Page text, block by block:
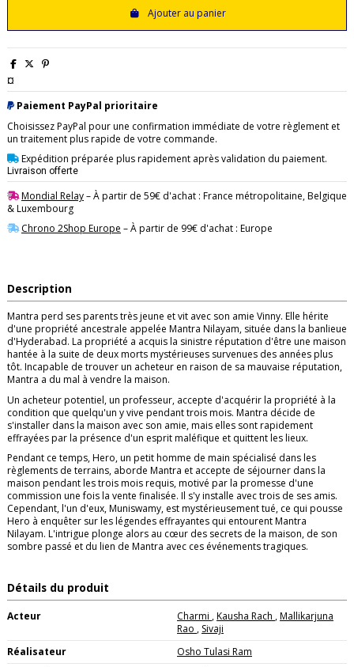
Ajouter au panier
¤
Paiement PayPal prioritaire
Choisissez PayPal pour une confirmation immédiate de votre règlement et
un traitement plus rapide de votre commande.
Expédition préparée plus rapidement après validation du paiement.
Livraison offerte
Mondial Relay– À partir de 59€ d'achat : France métropolitaine, Belgique
& Luxembourg
Chrono 2Shop Europe – À partir de 99€ d'achat : Europe
Description
Mantra perd ses parents très jeune et vit avec son amie Vinny. Elle hérite
d'une propriété ancestrale appelée Mantra Nilayam, située dans la banlieue
d'Hyderabad. La propriété a acquis la sinistre réputation d'être une maison
hantée à la suite de deux morts mystérieuses survenues des années plus
tôt. Incapable de trouver un acheteur en raison de sa mauvaise réputation,
Mantra a du mal à vendre la maison.
Un acheteur potentiel, un professeur, accepte d'acquérir la propriété à la
condition que quelqu'un y vive pendant trois mois. Mantra décide de
s'installer dans la maison avec son amie, mais elles sont rapidement
effrayées par la présence d'un esprit maléfique et quittent les lieux.
Pendant ce temps, Hero, un petit homme de main spécialisé dans les
règlements de terrains, aborde Mantra et accepte de séjourner dans la
maison pendant les trois mois requis, motivé par la promesse d'une
commission une fois la vente finalisée. Il s'y installe avec trois de ses amis.
Cependant, l'un d'eux, Muniswamy, est mystérieusement tué, ce qui pousse
Hero à enquêter sur les légendes effrayantes qui entourent Mantra
Nilayam. L'intrigue plonge alors au cœur des secrets de la maison, de son
sombre passé et du lien de Mantra avec ces événements tragiques.
Détails du produit
Acteur Charmi ,Kausha Rach ,Mallikarjuna
Rao , Sivaji
Réalisateur
Osho Tulasi Ram